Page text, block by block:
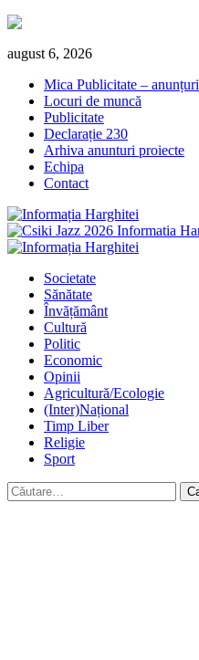
Skip
content
august 6, 2026
Mica Publicitate – anunțuri
Locuri de muncă
Publicitate
Declarație 230
Arhiva anunturi proiecte
Echipa
Contact
Primary
Societate
Sănătate
Învățământ
Cultură
Politic
Economic
Opinii
Agricultură/Ecologie
(Inter)Național
Timp Liber
Religie
Sport
Caută
după: